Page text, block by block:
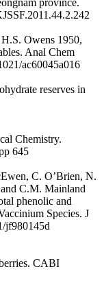
Owens 1950,
Anal Chem
ac60045a016
reserves in
Chemistry.
645
C. O’Brien, N.
C.M. Mainland
phenolic and
Species. J
jf980145d
CABI